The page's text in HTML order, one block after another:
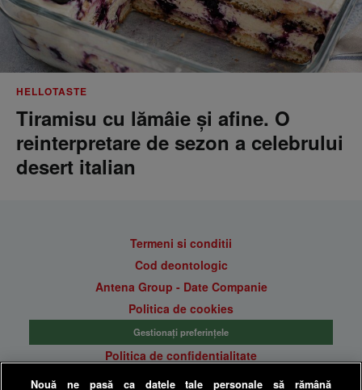
HELLOTASTE
Tiramisu cu lămâie și afine. O
reinterpretare de sezon a celebrului
desert italian
Termeni si conditii
Cod deontologic
Antena Group - Date Companie
Politica de cookies
Gestionați preferințele
Politica de confidentialitate
Anunturi gratuite pe Lajumate.ro
Nouă ne pasă ca datele tale personale să rămână